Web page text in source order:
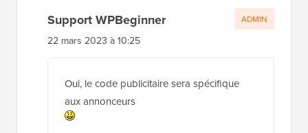
Support WPBeginner
22 mars 2023 à 10:25
Oui, le code publicitaire sera spécifique
aux annonceurs
ADMIN